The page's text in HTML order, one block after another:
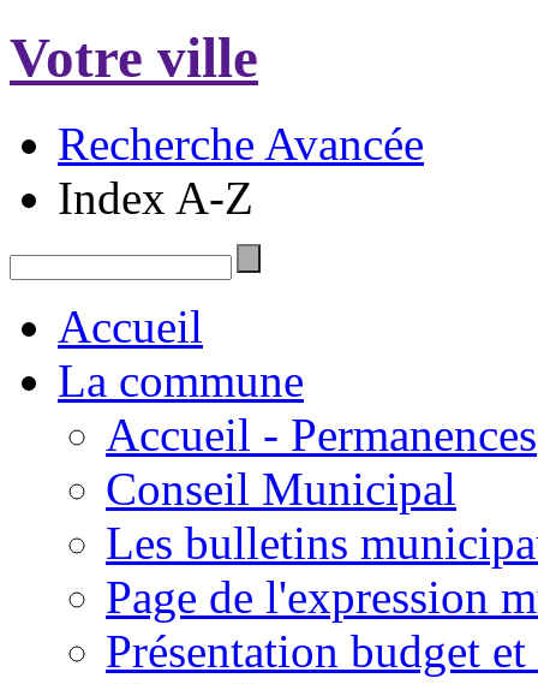
Votre ville
Recherche Avancée
Index A-Z
Accueil
La commune
Accueil - Permanences
Conseil Municipal
Les bulletins
Page de l'expression
Présentation budget